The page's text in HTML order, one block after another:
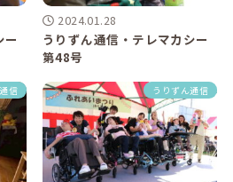
ー
2024.01.28
うりずん通信・テレマカシー
第48号
信 うりずん通信